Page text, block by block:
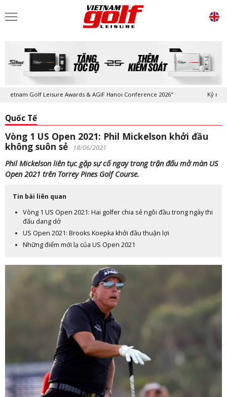
Golf Leisure Awards & AGIF Hanoi Conference 2026" Kỷ niệm 20
Quốc Tế
Vòng 1 US Open 2021: Phil Mickelson khởi đầu
không suôn sẻ
18/06/2021
Phil Mickelson liên tục gặp sự cố ngay trong trận đấu mở màn US
Open 2021 trên Torrey Pines Golf Course.
Tin bài liên quan
Vòng 1 US Open 2021: Hai golfer chia sẻ ngôi đầu trong ngày thi
đấu dang dở
US Open 2021: Brooks Koepka khởi đầu thuận lợi
Những điểm mới lạ của US Open 2021